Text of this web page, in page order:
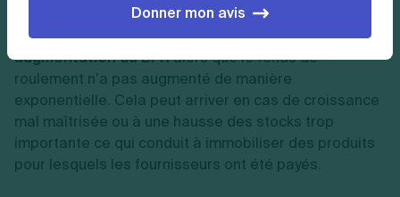
D’une part, ce déséquilibre peut provenir d’une
augmentation du BFRalors que le fonds de
roulement n’a pas augmenté de manière
exponentielle. Cela peut arriver en cas de croissance
mal maîtrisée ou à une hausse des stocks trop
importante ce qui conduit à immobiliser des produits
pour lesquels les fournisseurs ont été payés.
Donner mon avis